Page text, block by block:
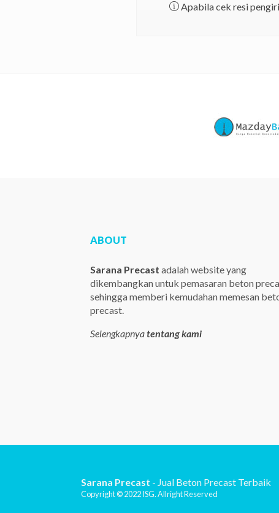
Apabila cek resi
ABOUT
Sarana Precast adalah website yang
dikembangkan untuk pemasaran beton
sehingga memberi kemudahan memesan
precast.
Selengkapnyatentang kami
Sarana Precast - Jual Beton Precast Terbaik
Copyright © 2022 ISG. Allright Reserved